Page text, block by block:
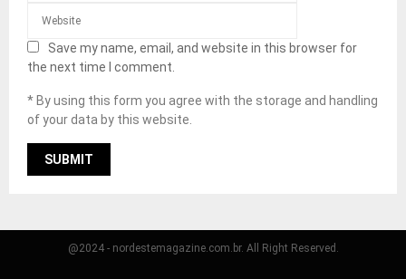
Save my name, email, and website in this browser for
the next time I comment.
* By using this form you agree with the storage and handling
of your data by this website.
@2024 - nordestemagazine.com.br. All Right Reserved.